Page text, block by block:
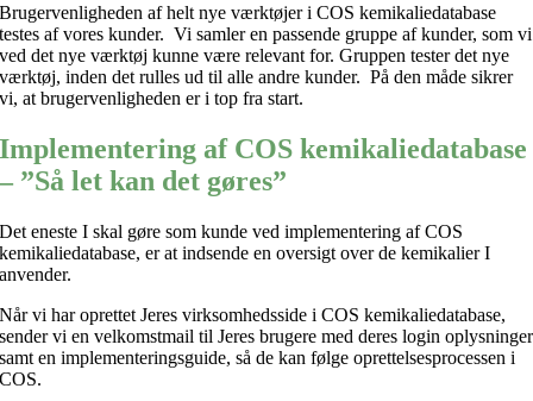
Brugervenligheden af helt nye værktøjer i COS kemikaliedatabase
testes af vores kunder. Vi samler en passende gruppe af kunder, som vi
ved det nye værktøj kunne være relevant for. Gruppen tester det nye
værktøj, inden det rulles ud til alle andre kunder. På den måde sikrer
vi, at brugervenligheden er i top fra start.
Implementering af COS kemikaliedatabase
– ”Så let kan det gøres”
Det eneste I skal gøre som kunde ved implementering af COS
kemikaliedatabase, er at indsende en oversigt over de kemikalier I
anvender.
Når vi har oprettet Jeres virksomhedsside i COS kemikaliedatabase,
sender vi en velkomstmail til Jeres brugere med deres login oplysninger
samt en implementeringsguide, så de kan følge oprettelsesprocessen i
COS.